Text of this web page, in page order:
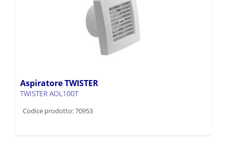
Aspiratore TWISTER
TWISTER AOL100T
Codice prodotto: 70953